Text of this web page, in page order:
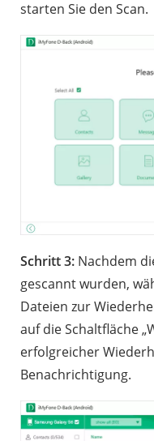
starten Sie den Scan.
Schritt 3: Nachdem
gescannt wurden,
Dateien zur
auf die Schaltfläche
erfolgreicher
Benachrichtigung.